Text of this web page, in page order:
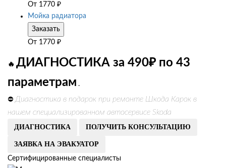
От 1770 ₽
Мойка радиатора
Заказать
От 1770 ₽
🔥 ДИАГНОСТИКА за 490₽ по 43
параметрам .
⛔ Диагностика в подарок при ремонте Шкода Карок в
нашем специализированном автосервисе Skoda
ДИАГНОСТИКА ПОЛУЧИТЬ КОНСУЛЬТАЦИЮ
ЗАЯВКА НА ЭВАКУАТОР
Сертифицированные специалисты